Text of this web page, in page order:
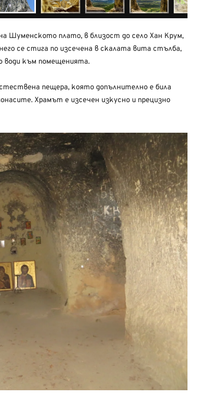
Шуменското плато, в близост до село Хан Крум,
се стига по изсечена в скалата вита стълба,
води към помещенията.
пещера, която допълнително е била
Храмът е изсечен изкусно и прецизно